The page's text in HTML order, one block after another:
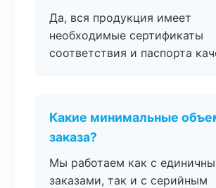
Да, вся продукция имеет
необходимые сертификаты
соответствия и паспорта
Какие минимальные
заказа?
Мы работаем как с
заказами, так и с серийным